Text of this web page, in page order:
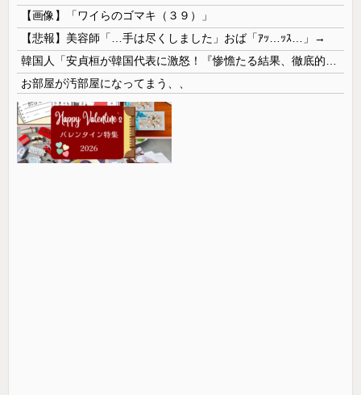
【画像】「ワイらのゴマキ（３９）」
【悲報】美容師「…手は尽くしました」おば「ｱｯ…ｯｽ…」→
お部屋が汚部屋になってまう、、